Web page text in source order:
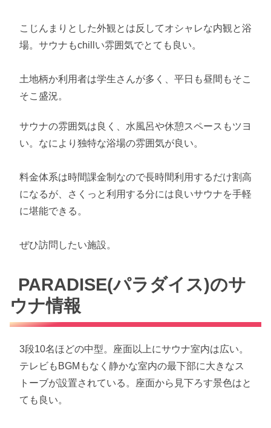
こじんまりとした外観とは反してオシャレな内観と浴
場。サウナもchillい雰囲気でとても良い。
土地柄か利用者は学生さんが多く、平日も昼間もそこ
そこ盛況。
サウナの雰囲気は良く、水風呂や休憩スペースもツヨ
い。なにより独特な浴場の雰囲気が良い。
料金体系は時間課金制なので長時間利用するだけ割高
になるが、さくっと利用する分には良いサウナを手軽
に堪能できる。
ぜひ訪問したい施設。ㅤ
PARADISE(パラダイス)のサ
ウナ情報
3段10名ほどの中型。座面以上にサウナ室内は広い。
テレビもBGMもなく静かな室内の最下部に大きなス
トーブが設置されている。座面から見下ろす景色はと
ても良い。